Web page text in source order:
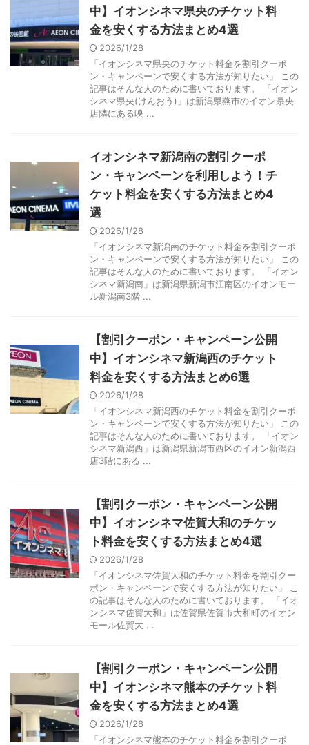
中】イオンシネマ県央のチケット料
金を安くする方法まとめ4選
2026/1/28
「イオンシネマ県央のチケット料金を割引クーポ
ン・キャンペーンで安くする方法が知りたい」 この
記事はそんな人のために書いております。 「イオン
シネマ県央(けんおう)」は新潟県燕市のイオン県央
店隣にある映 ...
イオンシネマ新潟南の割引クーポ
ン・キャンペーンを利用しよう！チ
ケット料金を安くする方法まとめ4
選
2026/1/28
「イオンシネマ新潟南のチケット料金を割引クーポ
ン・キャンペーンで安くする方法が知りたい」 この
記事はそんな人のために書いております。 「イオン
シネマ新潟南」は新潟県新潟市江南区のイオンモー
ル新潟南3階 ...
【割引クーポン・キャンペーン公開
中】イオンシネマ新潟西のチケット
料金を安くする方法まとめ6選
2026/1/28
「イオンシネマ新潟西のチケット料金を割引クーポ
ン・キャンペーンで安くする方法が知りたい」 この
記事はそんな人のために書いております。 「イオン
シネマ新潟西」は新潟県新潟市西区のイオン新潟西
店3階にある ...
【割引クーポン・キャンペーン公開
中】イオンシネマ佐賀大和のチケッ
ト料金を安くする方法まとめ4選
2026/1/28
「イオンシネマ佐賀大和のチケット料金を割引クー
ポン・キャンペーンで安くする方法が知りたい」 こ
の記事はそんな人のために書いております。 「イオ
ンシネマ佐賀大和」は佐賀県佐賀市大和町のイオン
モール佐賀大 ...
【割引クーポン・キャンペーン公開
中】イオンシネマ熊本のチケット料
金を安くする方法まとめ4選
2026/1/28
「イオンシネマ熊本のチケット料金を割引クーポ